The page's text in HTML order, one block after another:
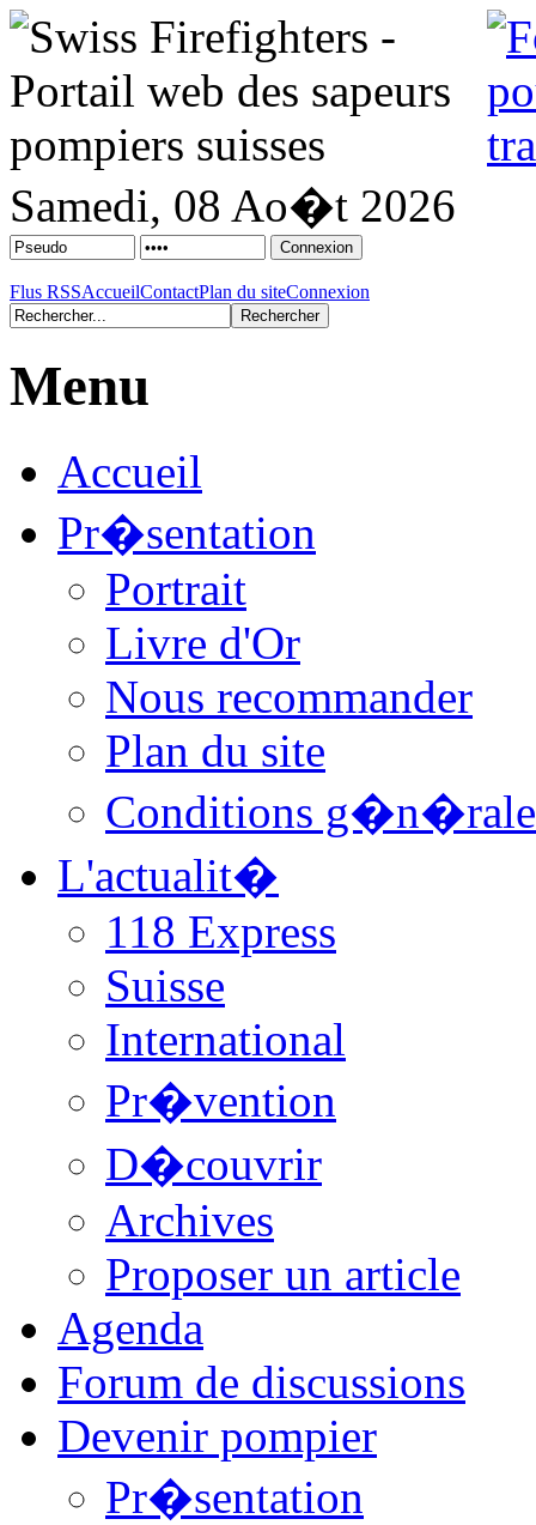
Samedi, 08 Ao�t 2026
Flus RSSAccueilContactPlan du siteConnexion
Menu
Accueil
Pr�sentation
Portrait
Livre d'Or
Nous recommander
Plan du site
Conditions
L'actualit�
118 Express
Suisse
International
Pr�vention
D�couvrir
Archives
Proposer un article
Agenda
Forum de discussions
Devenir pompier
Pr�sentation